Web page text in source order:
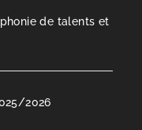
de talents et
2026